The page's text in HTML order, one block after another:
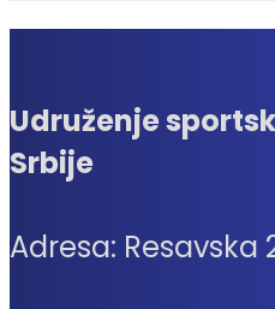
Udruženje
Srbije
Adresa: Resavska